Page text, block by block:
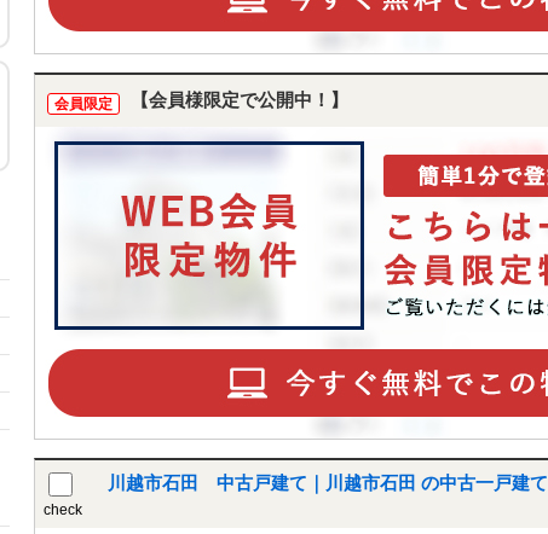
会員限定 【会員様限定で公開中！】
check
川越市石田 中古戸建て｜川越市石田 の中古一戸建て